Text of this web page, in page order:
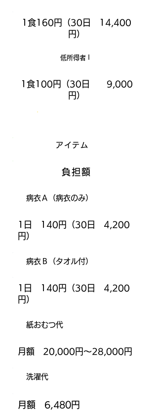
1食160円（30日 14,400
円）
低所得者 I
1食100円（30日 9,000
円）
アイテム
負担額
病衣Ａ（病衣のみ）
1日 140円（30日 4,200
円）
病衣Ｂ（タオル付）
1日 140円（30日 4,200
円）
紙おむつ代
月額 20,000円〜28,000円
洗濯代
月額 6,480円